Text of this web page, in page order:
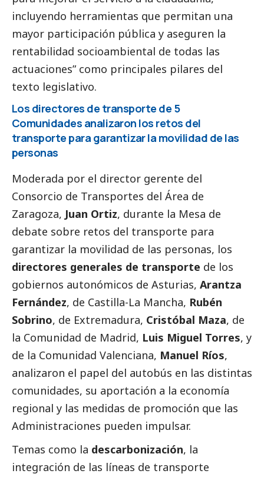
incluyendo herramientas que permitan una
mayor participación pública y aseguren la
rentabilidad socioambiental de todas las
actuaciones” como principales pilares del
texto legislativo.
Los directores de transporte de 5
Comunidades analizaron los retos del
transporte para garantizar la movilidad de las
personas
Moderada por el director gerente del
Consorcio de Transportes del Área de
Zaragoza, Juan Ortiz, durante la Mesa de
debate sobre retos del transporte para
garantizar la movilidad de las personas, los
directores generales de transporte de los
gobiernos autonómicos de Asturias, Arantza
Fernández, de Castilla-La Mancha, Rubén
Sobrino, de Extremadura, Cristóbal Maza, de
la Comunidad de Madrid, Luis Miguel Torres, y
de la Comunidad Valenciana, Manuel Ríos,
analizaron el papel del autobús en las distintas
comunidades, su aportación a la economía
regional y las medidas de promoción que las
Administraciones pueden impulsar.
Temas como la descarbonización, la
integración de las líneas de transporte